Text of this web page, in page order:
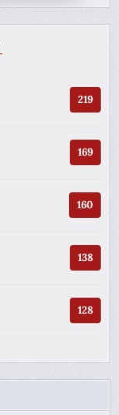
219
169
160
138
128